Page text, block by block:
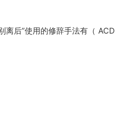
离后”使用的修辞手法有（ ACD